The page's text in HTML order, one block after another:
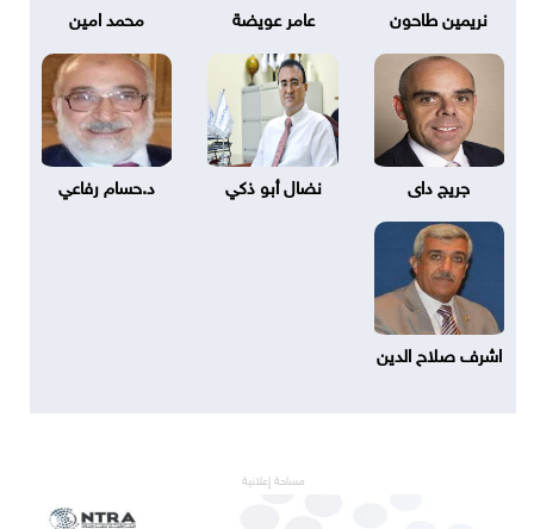
نريمين طاحون عامر عويضة محمد امين
جريج داى نضال أبو ذكي د.حسام رفاعي
اشرف صلاح الدين
مساحة إعلانية